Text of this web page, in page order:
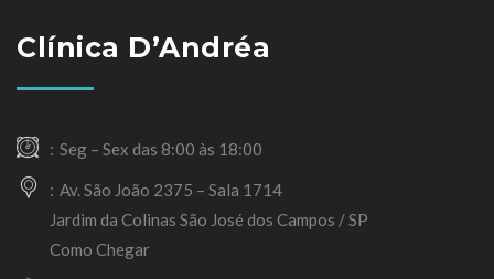
Clínica D’Andréa
Seg – Sex das 8:00 às 18:00
Av. São João 2375 – Sala 1714
Jardim da Colinas São José dos Campos / SP
Como Chegar